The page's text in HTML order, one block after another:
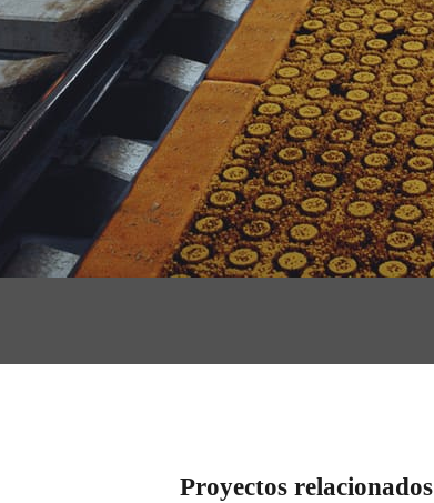
Proyectos relacionados